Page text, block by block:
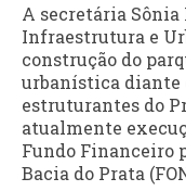
A secretária
Infraestrutura e
construção do
urbanística diante
estruturantes do
atualmente
Fundo Financeiro
Bacia do Prata